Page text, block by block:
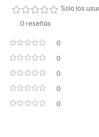
0 reseñas
0
0
0
0
0
Solo los